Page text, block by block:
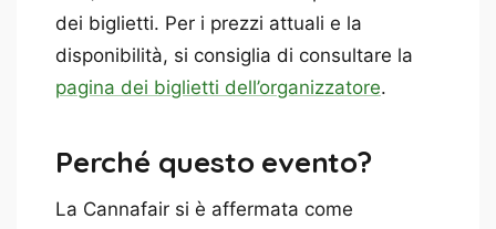
dei biglietti. Per i prezzi attuali e la
disponibilità, si consiglia di consultare la
pagina dei biglietti dell’organizzatore.
Perché questo evento?
La Cannafair si è affermata come